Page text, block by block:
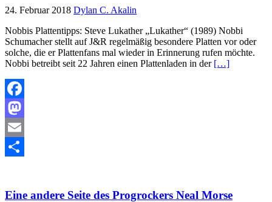
24. Februar 2018 Dylan C. Akalin
Nobbis Plattentipps: Steve Lukather „Lukather“ (1989) Nobbi
Schumacher stellt auf J&R regelmäßig besondere Platten vor oder
solche, die er Plattenfans mal wieder in Erinnerung rufen möchte.
Nobbi betreibt seit 22 Jahren einen Plattenladen in der […]
Facebook
Mastodon
Email
Eine andere Seite des Progrockers Neal Morse